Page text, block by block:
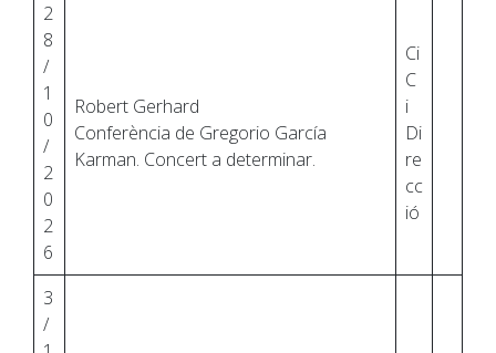
2
8
/
1
0
/
2
0
2
6
Robert Gerhard
Conferència de Gregorio García
Karman. Concert a determinar.
Ci
C
i
Di
re
cc
ió
3
/